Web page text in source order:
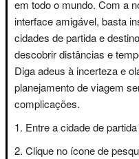
em todo o mundo. Com a
interface amigável, basta
cidades de partida e
descobrir distâncias e
Diga adeus à incerteza e
planejamento de viagem
complicações.
Entre a cidade de
Clique no ícone de